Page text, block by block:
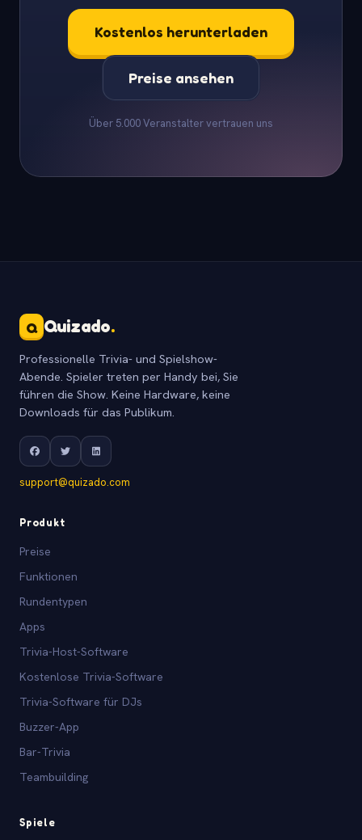
Kostenlos herunterladen
Preise ansehen
Über 5.000 Veranstalter vertrauen uns
Q Quizado.
Professionelle Trivia- und Spielshow-
Abende. Spieler treten per Handy bei, Sie
führen die Show. Keine Hardware, keine
Downloads für das Publikum.
support@quizado.com
Produkt
Preise
Funktionen
Rundentypen
Apps
Trivia-Host-Software
Kostenlose Trivia-Software
Trivia-Software für DJs
Buzzer-App
Bar-Trivia
Teambuilding
Spiele